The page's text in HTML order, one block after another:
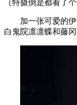
（特摄倒是都看了
加一张可爱的
白鬼院凛凛蝶和藤